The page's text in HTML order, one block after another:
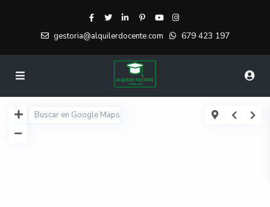
gestoria@alquilerdocente.com 679 423 197